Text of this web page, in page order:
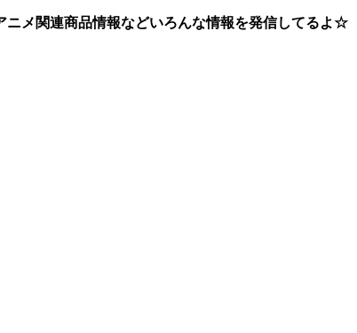
メ関連商品情報などいろんな情報を発信してるよ☆